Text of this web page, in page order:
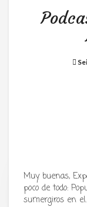
Tu
Muy buenas,
poco de todo:
sumergiros en